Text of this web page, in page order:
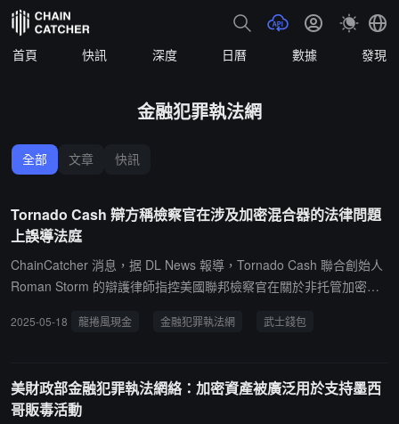
首頁 快訊 深度 日曆 數據 發現
金融犯罪執法網
全部 文章 快訊
Tornado Cash 辯方稱檢察官在涉及加密混合器的法律問題
上誤導法庭
ChainCatcher 消息，据 DL News 報導，Tornado Cash 聯合創始人
Roman Storm 的辯護律師指控美國聯邦檢察官在關於非托管加密混
絡（FinCEN）之間的關鍵通信，這些信息可能削弱政府關於 Tornad
nCEN 曾表示，Samourai Wallet 由於未托管用戶資金，可能不符合
資金服務業務的定義。鑑於 Tornado Cash 同樣為非托管協議，辯方
2025-05-18 龍捲風現金 金融犯罪執法網 武士錢包
美財政部金融犯罪執法網絡：加密資產被廣泛用於支持墨西
哥販毒活動